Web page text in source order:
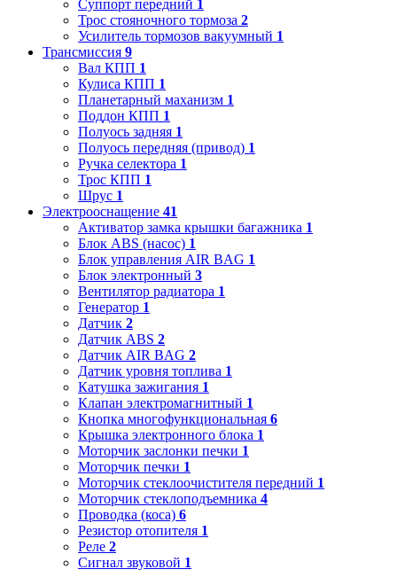
Суппорт передний 1
Трос стояночного тормоза 2
Усилитель тормозов вакуумный 1
Трансмиссия 9
Вал КПП 1
Кулиса КПП 1
Планетарный маханизм 1
Поддон КПП 1
Полуось задняя 1
Полуось передняя (привод) 1
Ручка селектора 1
Трос КПП 1
Шрус 1
Электрооснащение 41
Активатор замка крышки багажника 1
Блок ABS (насос) 1
Блок управления AIR BAG 1
Блок электронный 3
Вентилятор радиатора 1
Генератор 1
Датчик 2
Датчик ABS 2
Датчик AIR BAG 2
Датчик уровня топлива 1
Катушка зажигания 1
Клапан электромагнитный 1
Кнопка многофункциональная 6
Крышка электронного блока 1
Моторчик заслонки печки 1
Моторчик печки 1
Моторчик стеклоочистителя передний 1
Моторчик стеклоподъемника 4
Проводка (коса) 6
Резистор отопителя 1
Реле 2
Сигнал звуковой 1